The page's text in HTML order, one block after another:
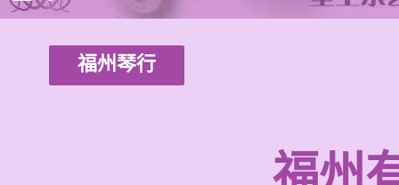
福州琴行
福州